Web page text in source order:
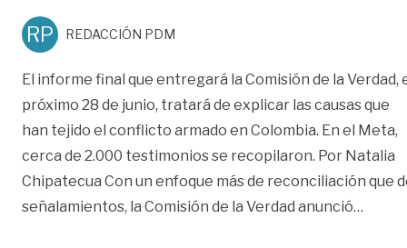
RP REDACCIÓN PDM
El informe final que entregará la Comisión de la Verdad,
próximo 28 de junio, tratará de explicar las causas que
han tejido el conflicto armado en Colombia. En el Meta,
cerca de 2.000 testimonios se recopilaron. Por Natalia
Chipatecua Con un enfoque más de reconciliación que
señalamientos, la Comisión de la Verdad anunció…